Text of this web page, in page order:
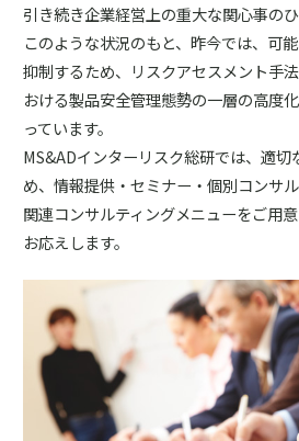
引き続き企業経営上の重大な関心事のひ
このような状況のもと、昨今では、可
抑制するため、リスクアセスメント手
おける製品安全管理態勢の一層の高度
っています。
MS&ADインターリスク総研では、適
め、情報提供・セミナー・個別コンサ
関連コンサルティングメニューをご用
お応えします。